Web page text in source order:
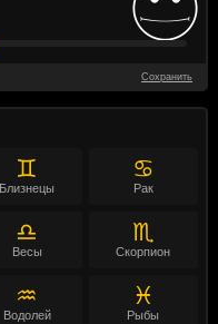
Сохранить
♊
Близнецы
♋
Рак
♎
Весы
♏
Скорпион
♒
Водолей
♓
Рыбы